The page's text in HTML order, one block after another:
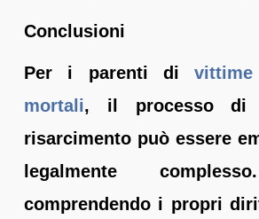
Conclusioni
Per i parenti di
mortali, il processo di
risarcimento può essere
legalmente
comprendendo i propri